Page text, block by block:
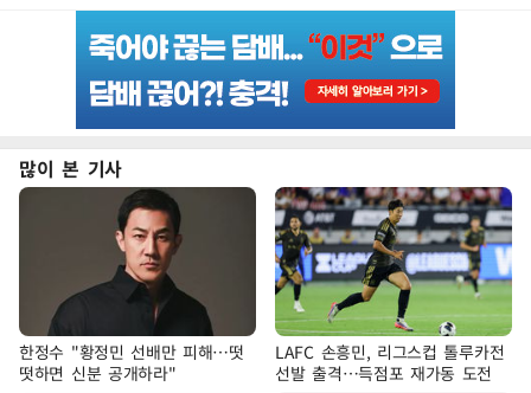
많이 본 기사
한정수 "황정민 선배만 피해…떳
떳하면 신분 공개하라"
LAFC 손흥민, 리그스컵 톨루카전
선발 출격…득점포 재가동 도전